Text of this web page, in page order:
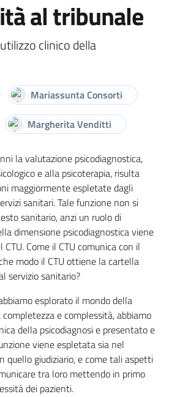
al tribunale
clinico della
Mariassunta Consorti
Margherita Venditti
la valutazione psicodiagnostica,
e alla psicoterapia, risulta
maggiormente espletate dagli
sanitari. Tale funzione non si
sanitario, anzi un ruolo di
dimensione psicodiagnostica viene
Come il CTU comunica con il
modo il CTU ottiene la cartella
servizio sanitario?
esplorato il mondo della
e complessità, abbiamo
della psicodiagnosi e presentato e
viene espletata sia nel
quello giudiziario, e come tali aspetti
tra loro mettendo in primo
dei pazienti.